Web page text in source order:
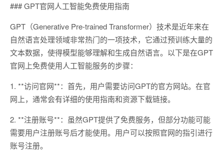
### GPT官网人工智能免费使用指南
GPT（Generative Pre-trained Transformer）技术是近年来在
自然语言处理领域非常热门的一项技术，它通过预训练大量的
文本数据，使得模型能够理解和生成自然语言。以下是在GPT
官网上免费使用人工智能服务的步骤：
1. **访问官网**：首先，用户需要访问GPT的官方网站。在官
网上，通常会有详细的使用指南和资源下载链接。
2. **注册账号**：虽然GPT提供了免费服务，但部分功能可能
需要用户注册账号后才能使用。用户可以按照官网的指引进行
账号注册。